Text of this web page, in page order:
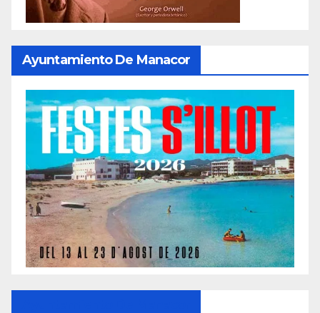
Ayuntamiento De Manacor